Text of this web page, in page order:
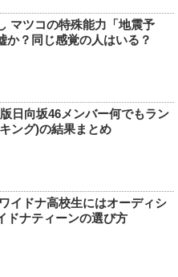
マツコの特殊能力「地震予
か？同じ感覚の人はいる？
日向坂46メンバー何でもラン
ング)の結果まとめ
イドナ高校生にはオーディシ
ドナティーンの選び方